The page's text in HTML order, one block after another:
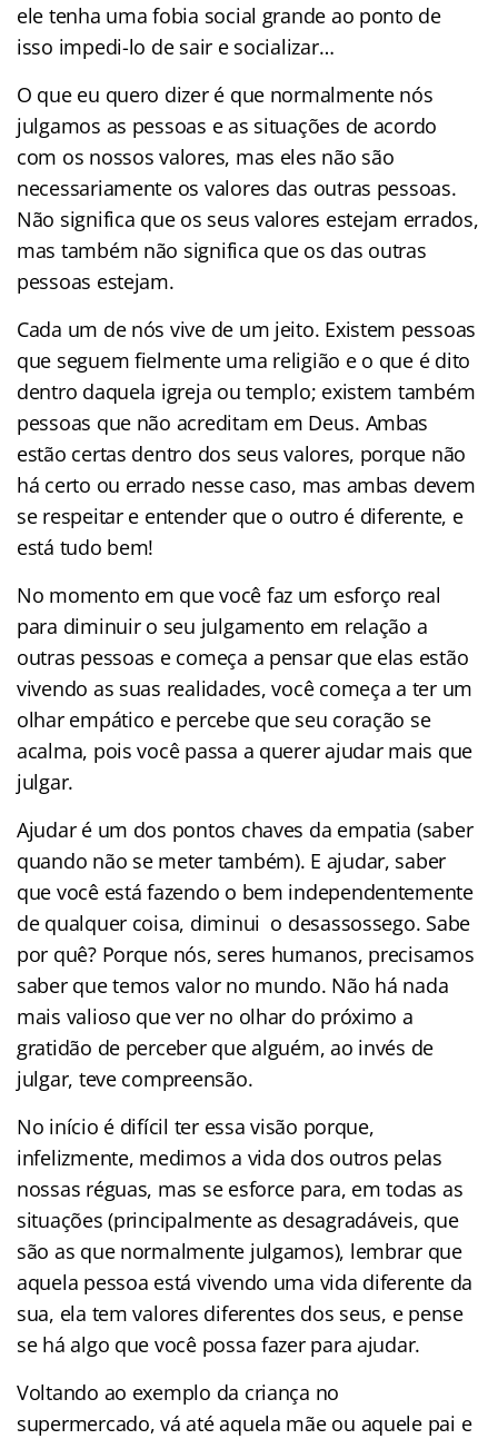
ele tenha uma fobia social grande ao ponto de
isso impedi-lo de sair e socializar…
O que eu quero dizer é que normalmente nós
julgamos as pessoas e as situações de acordo
com os nossos valores, mas eles não são
necessariamente os valores das outras pessoas.
Não significa que os seus valores estejam errados,
mas também não significa que os das outras
pessoas estejam.
Cada um de nós vive de um jeito. Existem pessoas
que seguem fielmente uma religião e o que é dito
dentro daquela igreja ou templo; existem também
pessoas que não acreditam em Deus. Ambas
estão certas dentro dos seus valores, porque não
há certo ou errado nesse caso, mas ambas devem
se respeitar e entender que o outro é diferente, e
está tudo bem!
No momento em que você faz um esforço real
para diminuir o seu julgamento em relação a
outras pessoas e começa a pensar que elas estão
vivendo as suas realidades, você começa a ter um
olhar empático e percebe que seu coração se
acalma, pois você passa a querer ajudar mais que
julgar.
Ajudar é um dos pontos chaves da empatia (saber
quando não se meter também). E ajudar, saber
que você está fazendo o bem independentemente
de qualquer coisa, diminui o desassossego. Sabe
por quê? Porque nós, seres humanos, precisamos
saber que temos valor no mundo. Não há nada
mais valioso que ver no olhar do próximo a
gratidão de perceber que alguém, ao invés de
julgar, teve compreensão.
No início é difícil ter essa visão porque,
infelizmente, medimos a vida dos outros pelas
nossas réguas, mas se esforce para, em todas as
situações (principalmente as desagradáveis, que
são as que normalmente julgamos), lembrar que
aquela pessoa está vivendo uma vida diferente da
sua, ela tem valores diferentes dos seus, e pense
se há algo que você possa fazer para ajudar.
Voltando ao exemplo da criança no
supermercado, vá até aquela mãe ou aquele pai e